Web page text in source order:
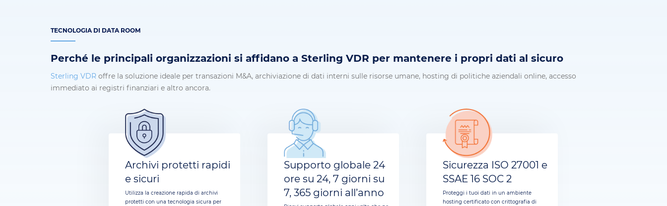
TECNOLOGIA DI DATA ROOM
Perché le principali organizzazioni si affidano a Sterling VDR per mantenere i propri dati al sicuro
Sterling VDR offre la soluzione ideale per transazioni M&A, archiviazione di dati interni sulle risorse umane, hosting di politiche aziendali online, accesso
immediato ai registri finanziari e altro ancora.
Archivi protetti rapidi
e sicuri
Utilizza la creazione rapida di archivi
protetti con una tecnologia sicura per
Supporto globale 24
ore su 24, 7 giorni su
7, 365 giorni all’anno
Sicurezza ISO 27001 e
SSAE 16 SOC 2
Proteggi i tuoi dati in un ambiente
hosting certificato con crittografia di